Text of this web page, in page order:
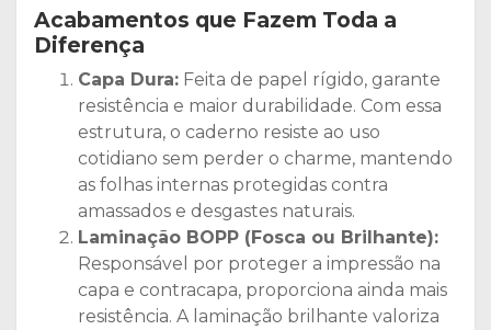
Acabamentos que Fazem Toda a
Diferença
Capa Dura: Feita de papel rígido, garante
resistência e maior durabilidade. Com essa
estrutura, o caderno resiste ao uso
cotidiano sem perder o charme, mantendo
as folhas internas protegidas contra
amassados e desgastes naturais.
Laminação BOPP (Fosca ou Brilhante):
Responsável por proteger a impressão na
capa e contracapa, proporciona ainda mais
resistência. A laminação brilhante valoriza